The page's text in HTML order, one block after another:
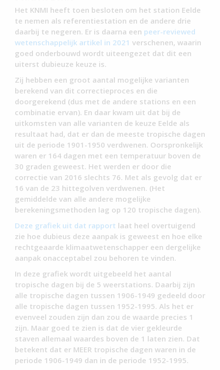
Het KNMI heeft toen besloten om het station Eelde
te nemen als referentiestation en de andere drie
daarbij te negeren. Er is daarna een peer-reviewed
wetenschappelijk artikel in 2021 verschenen, waarin
goed onderbouwd wordt uiteengezet dat dit een
uiterst dubieuze keuze is.
Zij hebben een groot aantal mogelijke varianten
berekend van dit correctieproces en die
doorgerekend (dus met de andere stations en een
combinatie ervan). En daar kwam uit dat bij de
uitkomsten van alle varianten de keuze Eelde als
resultaat had, dat er dan de meeste tropische dagen
uit de periode 1901-1950 verdwenen. Oorspronkelijk
waren er 164 dagen met een temperatuur boven de
30 graden geweest. Het werden er door die
correctie van 2016 slechts 76. Met als gevolg dat er
16 van de 23 hittegolven verdwenen. (Het
gemiddelde van alle andere mogelijke
berekeningsmethoden lag op 120 tropische dagen).
Deze grafiek uit dat rapport laat heel overtuigend
zie hoe dubieus deze aanpak is geweest en hoe elke
rechtgeaarde klimaatwetenschapper een dergelijke
aanpak onacceptabel zou behoren te vinden.
In deze grafiek wordt uitgebeeld het aantal
tropische dagen bij de 5 weerstations. Daarbij zijn
alle tropische dagen tussen 1906-1949 gedeeld door
alle tropische dagen tussen 1952-1995. Als het er
evenveel zouden zijn dan zou de waarde precies 1
zijn. Maar goed te zien is dat de vier gekleurde
staven allemaal waardes boven de 1 laten zien. Dat
betekent dat er MEER tropische dagen waren in de
periode 1906-1949 dan in de periode 1952-1995.